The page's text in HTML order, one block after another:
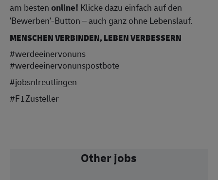
am bestenonline! Klicke dazu einfach auf den
'Bewerben'-Button – auch ganz ohne Lebenslauf.
MENSCHEN VERBINDEN, LEBEN VERBESSERN
#werdeeinervonuns
#werdeeinervonunspostbote
#jobsnlreutlingen
#F1Zusteller
Other jobs